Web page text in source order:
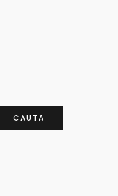
CAUTA